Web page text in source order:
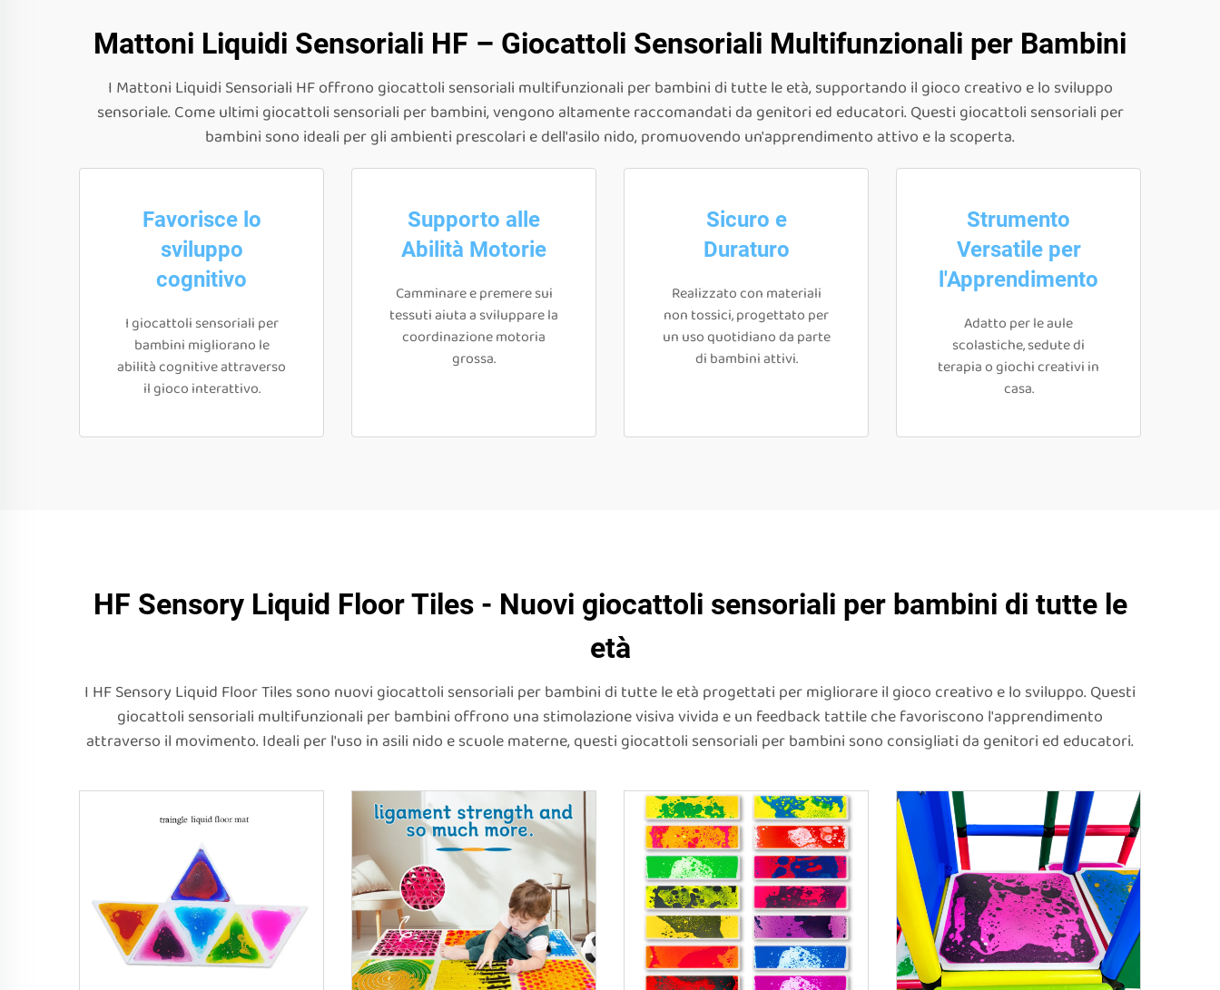
Mattoni Liquidi Sensoriali HF – Giocattoli Sensoriali Multifunzionali per Bambini
I Mattoni Liquidi Sensoriali HF offrono giocattoli sensoriali multifunzionali per bambini di tutte le età, supportando il gioco creativo e lo sviluppo
sensoriale. Come ultimi giocattoli sensoriali per bambini, vengono altamente raccomandati da genitori ed educatori. Questi giocattoli sensoriali per
bambini sono ideali per gli ambienti prescolari e dell'asilo nido, promuovendo un'apprendimento attivo e la scoperta.
Favorisce lo
sviluppo
cognitivo
I giocattoli sensoriali per
bambini migliorano le
abilità cognitive attraverso
il gioco interattivo.
Supporto alle
Abilità Motorie
Camminare e premere sui
tessuti aiuta a sviluppare la
coordinazione motoria
grossa.
Sicuro e
Duraturo
Realizzato con materiali
non tossici, progettato per
un uso quotidiano da parte
di bambini attivi.
Strumento
Versatile per
l'Apprendimento
Adatto per le aule
scolastiche, sedute di
terapia o giochi creativi in
casa.
HF Sensory Liquid Floor Tiles - Nuovi giocattoli sensoriali per bambini di tutte le
età
I HF Sensory Liquid Floor Tiles sono nuovi giocattoli sensoriali per bambini di tutte le età progettati per migliorare il gioco creativo e lo sviluppo. Questi
giocattoli sensoriali multifunzionali per bambini offrono una stimolazione visiva vivida e un feedback tattile che favoriscono l'apprendimento
attraverso il movimento. Ideali per l'uso in asili nido e scuole materne, questi giocattoli sensoriali per bambini sono consigliati da genitori ed educatori.